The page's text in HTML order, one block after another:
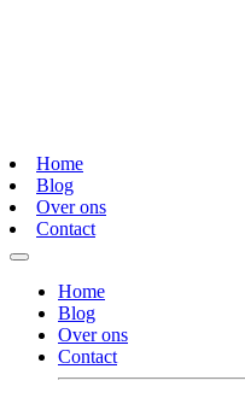
Home
Blog
Over ons
Contact
Home
Blog
Over ons
Contact